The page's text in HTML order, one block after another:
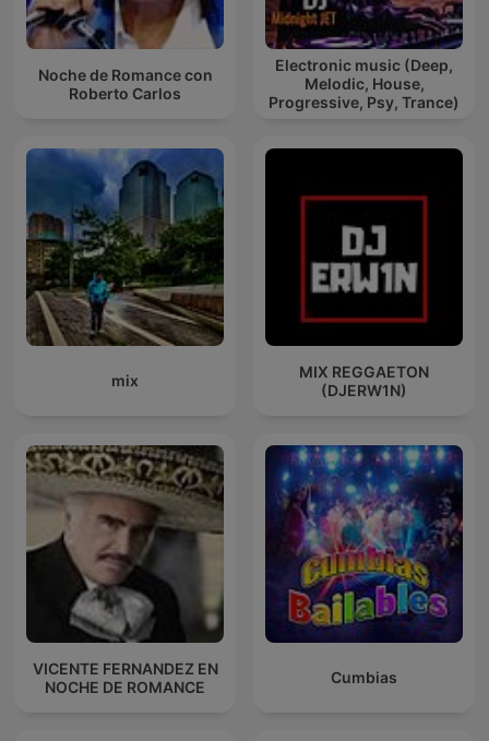
Noche de Romance con
Roberto Carlos
Electronic music (Deep,
Melodic, House,
Progressive, Psy, Trance)
mix
MIX REGGAETON
(DJERW1N)
VICENTE FERNANDEZ EN
NOCHE DE ROMANCE
Cumbias